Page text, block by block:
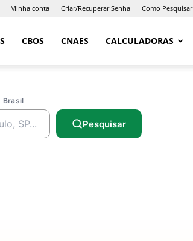
Minha conta Criar/Recuperar Senha Como Pesquisar
CBOS CNAES CALCULADORAS
Brasil
Pesquisar